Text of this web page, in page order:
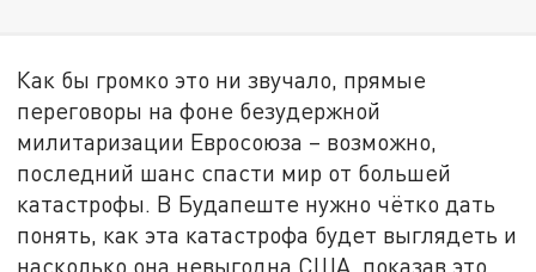
Как бы громко это ни звучало, прямые
переговоры на фоне безудержной
милитаризации Евросоюза – возможно,
последний шанс спасти мир от большей
катастрофы. В Будапеште нужно чётко дать
понять, как эта катастрофа будет выглядеть и
насколько она невыгодна США, показав это